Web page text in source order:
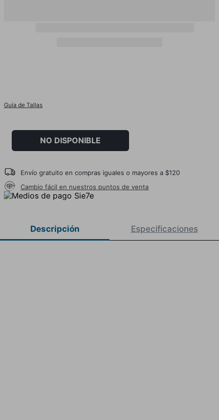
Guía de Tallas
NO DISPONIBLE
Envío gratuito en compras iguales o mayores a $120
Cambio fácil en nuestros puntos de venta
Descripción Especificaciones